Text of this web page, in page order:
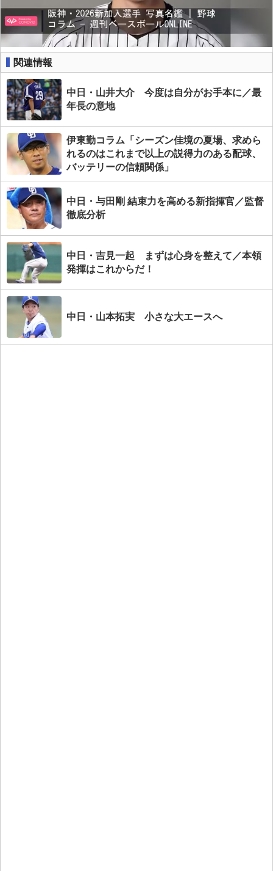
関連情報
中日・山井大介 今度は自分がお手本に／最
年長の意地
伊東勤コラム「シーズン佳境の夏場、求めら
れるのはこれまで以上の説得力のある配球、
バッテリーの信頼関係」
中日・与田剛 結束力を高める新指揮官／監督
徹底分析
中日・吉見一起 まずは心身を整えて／本領
発揮はこれからだ！
中日・山本拓実 小さな大エースへ